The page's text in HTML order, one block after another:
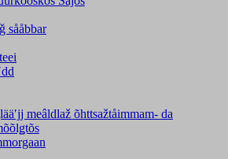
sååbbar
meâldlaž õhttsažtåimmam- da